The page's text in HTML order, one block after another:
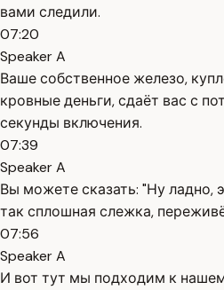
вами следили.
07:20
Speaker A
Ваше собственное железо,
кровные деньги, сдаёт вас с
секунды включения.
07:39
Speaker A
Вы можете сказать: "Ну ладно,
так сплошная слежка,
07:56
Speaker A
И вот тут мы подходим к